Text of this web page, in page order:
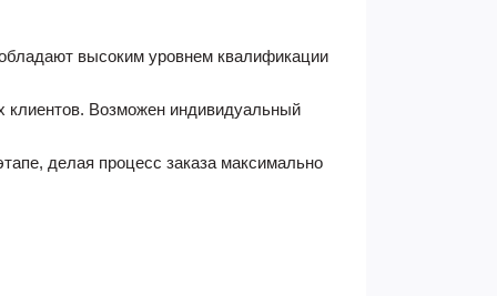
высоким уровнем квалификации
клиентов. Возможен индивидуальный
делая процесс заказа максимально